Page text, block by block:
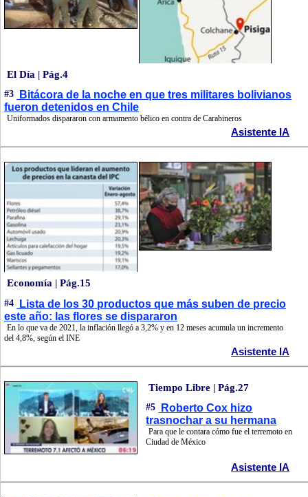
El Día | Pág.4
#3
Bitácora de la noche en que tres militares bolivianos
fueron detenidos en Chile
Uniformados dispararon con armamento bélico en contra de Carabineros
Asistente IA
Economía | Pág.15
#4
Lista de los 30 productos que más suben de precio
este año: las flores se dispararon
En lo que va de 2021, la inflación llegó a 3,2% y en 12 meses acumula un incremento
del 4,8%, según el INE
Asistente IA
Tiempo Libre | Pág.27
#5
Roberto Cox hizo
trasnochar a su hermana
Para que le contara cómo fue el terremoto en
Ciudad de México
Asistente IA